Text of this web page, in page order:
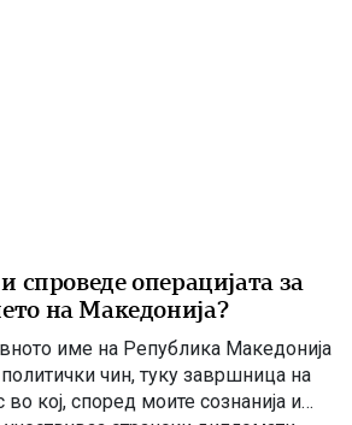
спроведе операцијата за
на Македонија?
име на Република Македонија
чин, туку завршница на
кој, според моите сознанија и